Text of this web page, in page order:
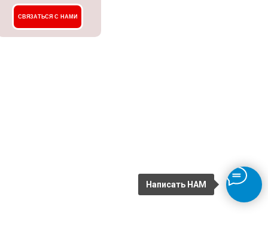
СВЯЗАТЬСЯ С НАМИ
Написать НАМ